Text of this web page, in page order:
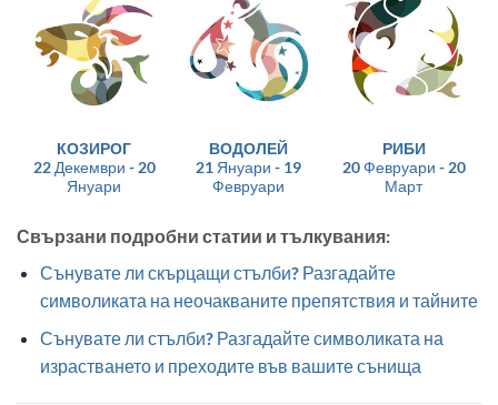
КОЗИРОГ
22 Декември - 20
Януари
ВОДОЛЕЙ
21 Януари - 19
Февруари
РИБИ
20 Февруари - 20
Март
Свързани подробни статии и тълкувания:
Сънувате ли скърцащи стълби? Разгадайте
символиката на неочакваните препятствия и тайните
Сънувате ли стълби? Разгадайте символиката на
израстването и преходите във вашите сънища